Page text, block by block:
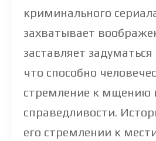
криминального
захватывает
заставляет
что способно
стремление к мщению
справедливости.
его стремлении к